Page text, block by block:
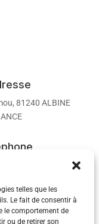
telles que les
Le fait de consentir à
le comportement de
ou de retirer son
81240 ALBINE
98 32 08